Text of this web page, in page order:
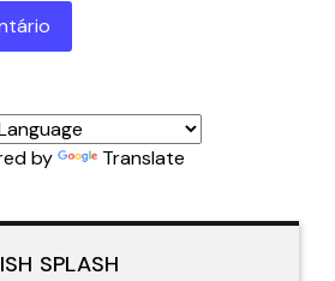
by Translate
SPLASH